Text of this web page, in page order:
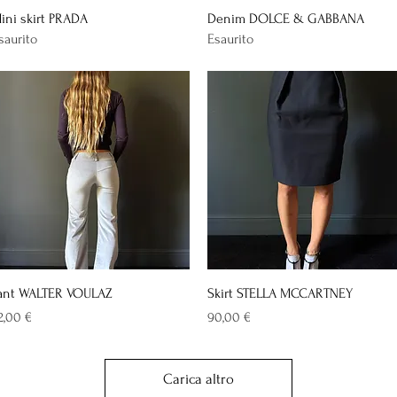
Vista rapida
skirt PRADA
Vista rapida
Denim DOLCE & GABBANA
Esaurito
Vista rapida
WALTER VOULAZ
€
Vista rapida
Skirt STELLA MCCARTNEY
Prezzo
90,00 €
Carica altro